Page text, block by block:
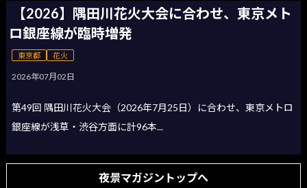
【2026】隅田川花火大会に合わせ、東京メト
ロ銀座線が臨時増発
東京都 花火
2026年07月02日
第49回 隅田川花火大会（2026年7月25日）に合わせ、東京メトロ
銀座線が浅草・渋谷方面に計96本...
夜景マガジントップへ